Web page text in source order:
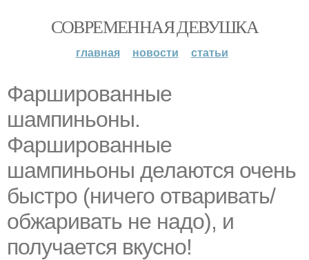
СОВРЕМЕННАЯ ДЕВУШКА
главная новости статьи
Фаршированные
шампиньоны.
Фаршированные
шампиньоны делаются очень
быстро (ничего отваривать/
обжаривать не надо), и
получается вкусно!